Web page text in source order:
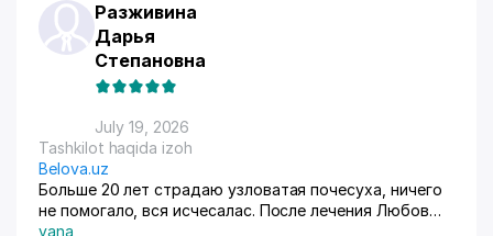
Разживина
Дарья
Степановна
July 19, 2026
Tashkilot haqida izoh
Belova.uz
Больше 20 лет страдаю узловатая почесуха, ничего
не помогало, вся исчесалас. После лечения Любов
Владимировны 90% болячек ушло, сейчас
yana